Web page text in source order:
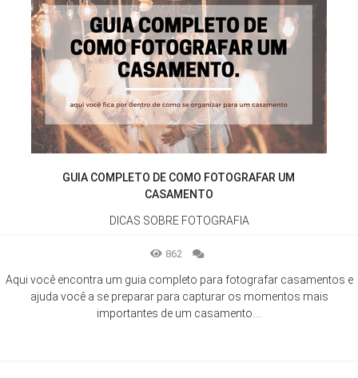
GUIA COMPLETO DE COMO FOTOGRAFAR UM
CASAMENTO
DICAS SOBRE FOTOGRAFIA
862
Aqui você encontra um guia completo para fotografar casamentos e
ajuda você a se preparar para capturar os momentos mais
importantes de um casamento....